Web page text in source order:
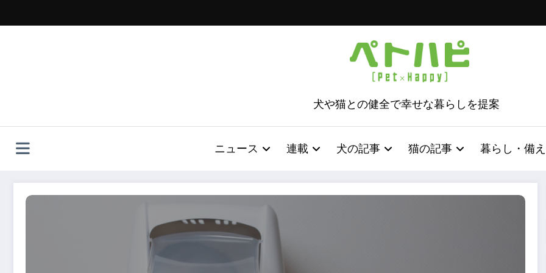
ッ
犬や猫との健全で幸せな暮らしを提案
ニュース 連載 犬の記事 猫の記事 暮らし・備え